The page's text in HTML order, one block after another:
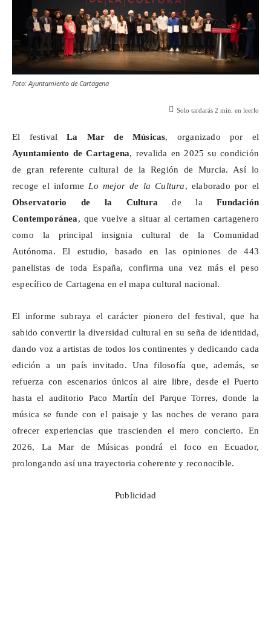
Foto: Ayuntamiento de Cartagena
Solo tardarás 2 min. en leerlo
El festivalLa Mar de Músicas, organizado por el
Ayuntamiento de Cartagena, revalida en 2025 su condición
de gran referente cultural de la Región de Murcia. Así lo
recoge el informe Lo mejor de la Cultura, elaborado por el
Observatorio de la Cultura de laFundación
Contemporánea, que vuelve a situar al certamen cartagenero
como la principal insignia cultural de la Comunidad
Autónoma. El estudio, basado en las opiniones de 443
panelistas de toda España, confirma una vez más el peso
específico de Cartagena en el mapa cultural nacional.
El informe subraya el carácter pionero del festival, que ha
sabido convertir la diversidad cultural en su seña de identidad,
dando voz a artistas de todos los continentes y dedicando cada
edición a un país invitado. Una filosofía que, además, se
refuerza con escenarios únicos al aire libre, desde el Puerto
hasta el auditorio Paco Martín del Parque Torres, donde la
música se funde con el paisaje y las noches de verano para
ofrecer experiencias que trascienden el mero concierto. En
2026, La Mar de Músicas pondrá el foco en Ecuador,
prolongando así una trayectoria coherente y reconocible.
Publicidad